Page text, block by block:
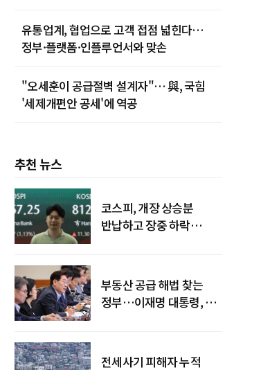
유통업계, 협업으로 고객 접점 넓힌다…
정부·플랫폼·인플루언서와 맞손
"오세훈이 공급절벽 설계자"… 與, 국힘
'세제개편안 공세'에 역공
추천 뉴스
코스피, 개장 상승분
반납하고 장중 하락
부동산 공급 해법 찾는
정부…이재명 대통령, 2차
전세사기 피해자 누적